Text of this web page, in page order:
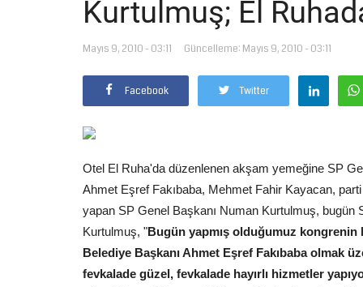
Kurtulmuş; El
Mayıs 9, 2010 - 03:11 Güncelleme: Mayıs 9, 2010 - 03:11
Facebook Twitter
Otel El Ruha'da düzenlenen akşam yemeğine SP
Ahmet Eşref Fakıbaba, Mehmet Fahir Kayacan, parti
yapan SP Genel Başkanı Numan Kurtulmuş, bugün
Kurtulmuş, "Bugün yapmış olduğumuz kongrenin
Belediye Başkanı Ahmet Eşref Fakıbaba olmak
fevkalade güzel, fevkalade hayırlı hizmetler